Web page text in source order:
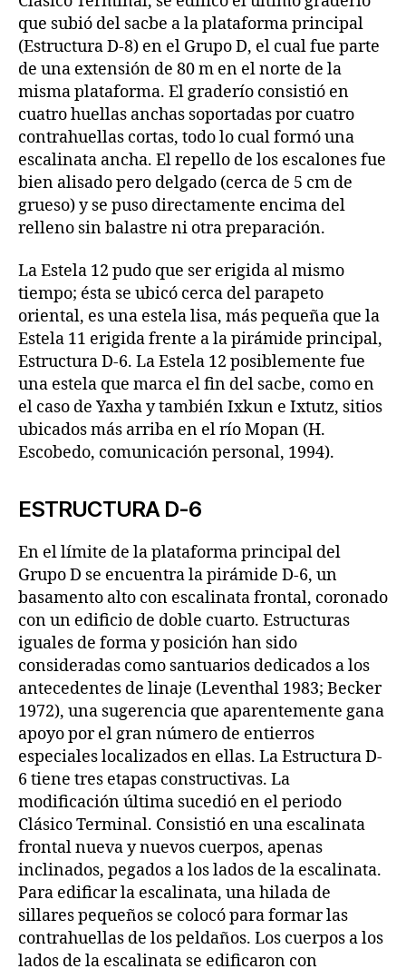
que subió del sacbe a la plataforma principal
(Estructura D-8) en el Grupo D, el cual fue parte
de una extensión de 80 m en el norte de la
misma plataforma. El graderío consistió en
cuatro huellas anchas soportadas por cuatro
contrahuellas cortas, todo lo cual formó una
escalinata ancha. El repello de los escalones fue
bien alisado pero delgado (cerca de 5 cm de
grueso) y se puso directamente encima del
relleno sin balastre ni otra preparación.
La Estela 12 pudo que ser erigida al mismo
tiempo; ésta se ubicó cerca del parapeto
oriental, es una estela lisa, más pequeña que la
Estela 11 erigida frente a la pirámide principal,
Estructura D-6. La Estela 12 posiblemente fue
una estela que marca el fin del sacbe, como en
el caso de Yaxha y también Ixkun e Ixtutz, sitios
ubicados más arriba en el río Mopan (H.
Escobedo, comunicación personal, 1994).
ESTRUCTURA D-6
En el límite de la plataforma principal del
Grupo D se encuentra la pirámide D-6, un
basamento alto con escalinata frontal, coronado
con un edificio de doble cuarto. Estructuras
iguales de forma y posición han sido
consideradas como santuarios dedicados a los
antecedentes de linaje (Leventhal 1983; Becker
1972), una sugerencia que aparentemente gana
apoyo por el gran número de entierros
especiales localizados en ellas. La Estructura D-
6 tiene tres etapas constructivas. La
modificación última sucedió en el periodo
Clásico Terminal. Consistió en una escalinata
frontal nueva y nuevos cuerpos, apenas
inclinados, pegados a los lados de la escalinata.
Para edificar la escalinata, una hilada de
sillares pequeños se colocó para formar las
contrahuellas de los peldaños. Los cuerpos a los
lados de la escalinata se edificaron con